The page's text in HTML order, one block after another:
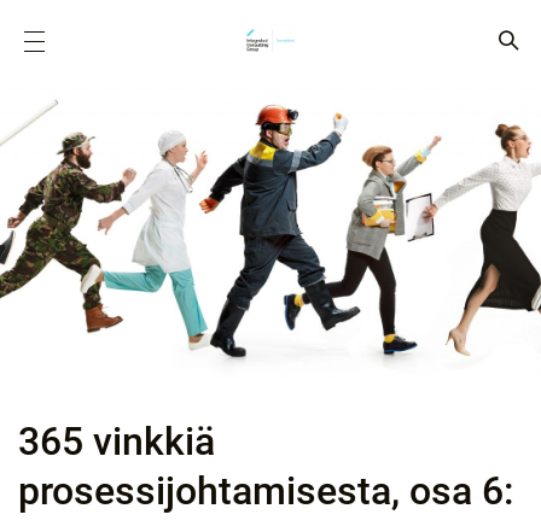
365 vinkkiä
prosessijohtamisesta, osa 6: